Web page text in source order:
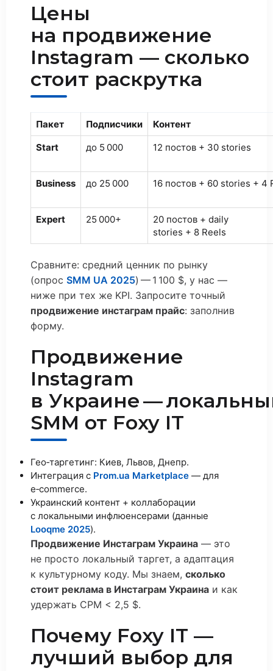
Цены
на продвижение
Instagram — сколько
стоит раскрутка
Пакет Подписчики
Контент
Start
до 5 000 12 постов + 30 stories
Business до 25 000 16 постов + 60 stories + 4
Expert 25 000+
20 постов + daily
stories + 8 Reels
Сравните: средний ценник по рынку
(опрос SMM UA 2025) — 1 100 $, у нас —
ниже при тех же KPI. Запросите точный
продвижение инстаграм прайс: заполнив
форму.
Продвижение
Instagram
в Украине —
SMM от Foxy IT
Гео‑таргетинг: Киев, Львов, Днепр.
Интеграция с Prom.ua Marketplace — для
e‑commerce.
Украинский контент + коллаборации
с локальными инфлюенсерами (данные
Looqme 2025).
Продвижение Инстаграм Украина — это
не просто локальный таргет, а адаптация
к культурному коду. Мы знаем, сколько
стоит реклама в Инстаграм Украина и как
удержать CPM < 2,5 $.
Почему Foxy IT —
лучший выбор для